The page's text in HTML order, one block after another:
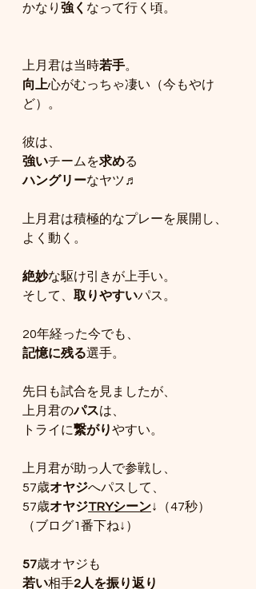
かなり 強く なって行く頃。
上月君は当時若手。
向上心がむっちゃ凄い（今もやけ
ど）。
彼は、
強いチームを求める
ハングリーなヤツ♬
上月君は積極的なプレーを展開し、
よく動く。
絶妙な駆け引きが上手い。
そして、 取りやすいパス。
20年経った今でも、
記憶に残る選手。
先日も試合を見ましたが、
上月君のパスは、
トライに繋がりやすい。
上月君が助っ人で参戦し、
57歳オヤジへパスして、
57歳オヤジTRYシーン↓（47秒）
（ブログ1番下ね↓）
57歳オヤジも
若い相手2人を振り返り